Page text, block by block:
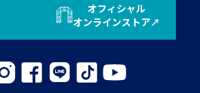
オフィシャル
オンラインストア